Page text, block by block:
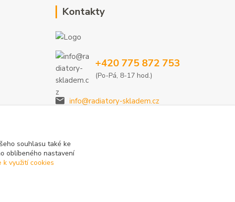
Kontakty
+420 775 872 753
(Po-Pá, 8-17 hod.)
info@radiatory-skladem.cz
souhlasu také ke
oblíbeného nastavení
k využití cookies